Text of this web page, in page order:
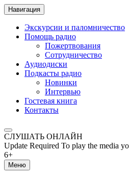
Навигация
Экскурсии и паломничество
Помощь радио
Пожертвования
Сотрудничество
Аудиодиски
Подкасты радио
Новинки
Интервью
Гостевая книга
Контакты
СЛУШАТЬ ОНЛАЙН
Update Required To play the media
6+
Меню